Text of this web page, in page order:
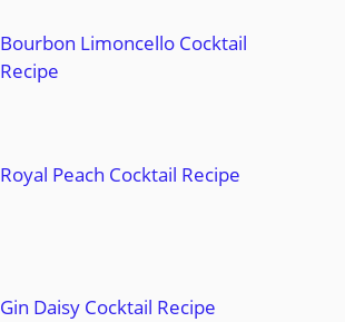
Bourbon Limoncello Cocktail
Recipe
Royal Peach Cocktail Recipe
Gin Daisy Cocktail Recipe